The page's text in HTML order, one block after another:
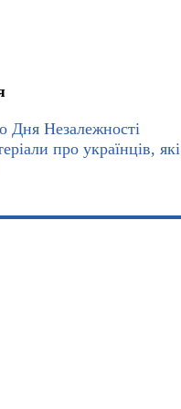
Дня Незалежності
про українців, які